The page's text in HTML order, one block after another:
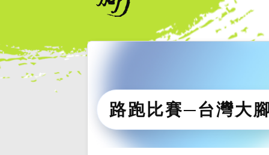
路跑比賽─台灣大